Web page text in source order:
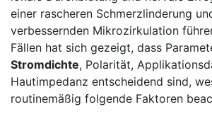
einer rascheren Schmerzlinderung⁣
verbessernden Mikrozirkulation
Fällen hat ​sich‍ gezeigt, dass
Stromdichte,⁣ Polarität,
Hautimpedanz entscheidend sind,
routinemäßig folgende Faktoren